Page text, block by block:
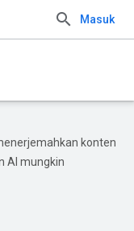
Masuk
konten
AI mungkin